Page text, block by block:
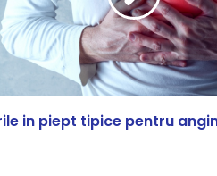
in piept tipice pentru